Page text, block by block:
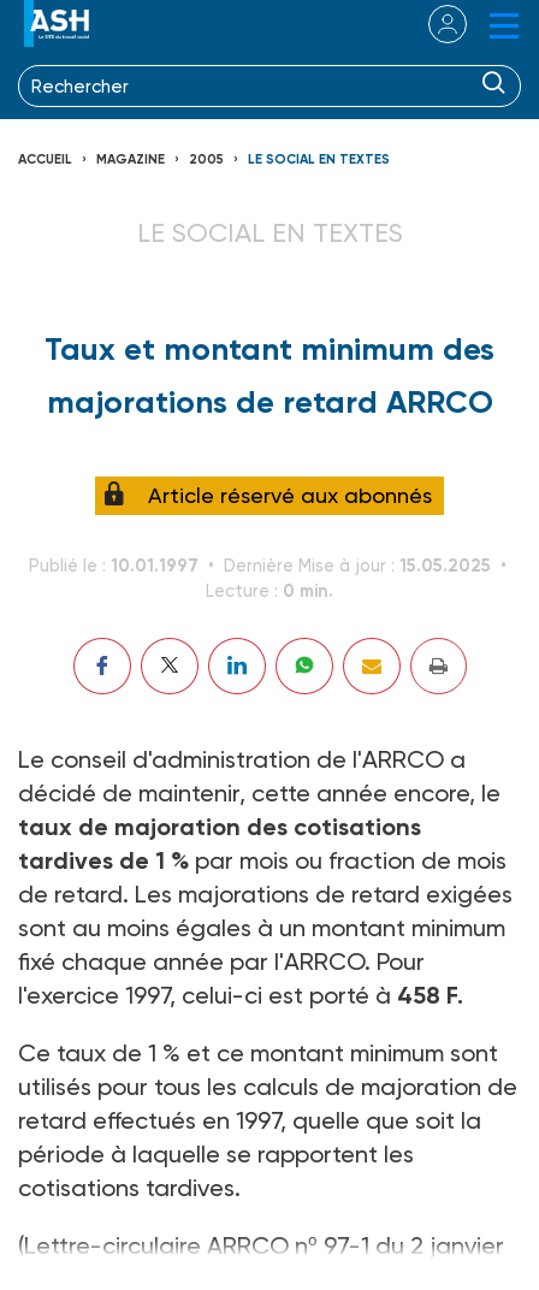
ACCUEIL MAGAZINE 2005 LE SOCIAL EN TEXTES
LE SOCIAL EN TEXTES
Taux et montant minimum des
majorations de retard ARRCO
Article réservé aux abonnés
Publié le : 10.01.1997 Dernière Mise à jour : 15.05.2025
Lecture : 0 min.
Le conseil d'administration de l'ARRCO a
décidé de maintenir, cette année encore, le
taux de majoration des cotisations
tardives de 1 % par mois ou fraction de mois
de retard. Les majorations de retard exigées
sont au moins égales à un montant minimum
fixé chaque année par l'ARRCO. Pour
l'exercice 1997, celui-ci est porté à 458 F.
Ce taux de 1 % et ce montant minimum sont
utilisés pour tous les calculs de majoration de
retard effectués en 1997, quelle que soit la
période à laquelle se rapportent les
cotisations tardives.
(Lettre-circulaire ARRCO nº 97-1 du 2 janvier